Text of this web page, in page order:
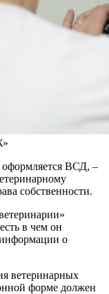
оформляется ВСД, –
собственности.
в чем он
информации о
ветеринарных
форме должен